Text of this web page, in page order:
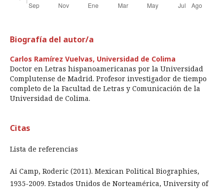
Biografía del autor/a
Carlos Ramírez Vuelvas, Universidad de Colima
Doctor en Letras hispanoamericanas por la Universidad
Complutense de Madrid. Profesor investigador de tiempo
completo de la Facultad de Letras y Comunicación de la
Universidad de Colima.
Citas
Lista de referencias
Ai Camp, Roderic (2011). Mexican Political Biographies,
1935-2009. Estados Unidos de Norteamérica, University of